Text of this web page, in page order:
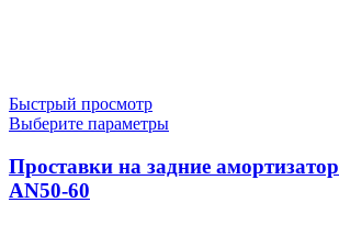
Быстрый просмотр
Выберите параметрыЭтот
имеет
несколько
Проставки на задние
AN50-60